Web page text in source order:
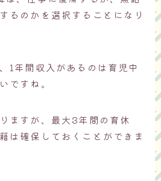
るのかを選択することになり
1年間収入があるのは育児中
ですね。
ますが、最大3年間の育休
は確保しておくことができま